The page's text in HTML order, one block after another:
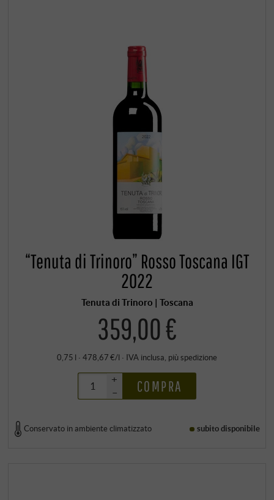
“Tenuta di Trinoro” Rosso Toscana IGT
2022
Tenuta di Trinoro | Toscana
359,00 €
0,75 l · 478,67 €/l · IVA inclusa , più spedizione
+
–
COMPRA
Conservato in ambiente climatizzato subito disponibile